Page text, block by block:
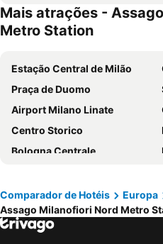
iH Hotels Milano Gioia
Golf Hotel Milano
Hotel Degli Arcimboldi
Hotel Raffaello
iH Hotels Milano ApartHotel Argonne Park
Doria Grand Hotel
Best Western The Hub Hotel
Brunelleschi Hotel
Acca Palace
Mais atrações -
Metro Station
Estação Central de Milão
Praça de Duomo
Airport Milano Linate
Centro Storico
Bologna Centrale
Aeroporto Orio al Serio
Verona Porta Nuova
La Spezia Central Station
Comparador de Hotéis Europa
Assago Milanofiori Nord Metro